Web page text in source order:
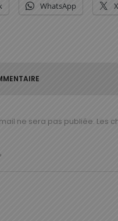
WhatsApp X
ne sera pas publiée. Les